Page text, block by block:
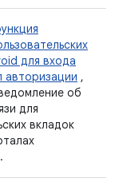
для входа
авторизации ,
об
для
вкладок